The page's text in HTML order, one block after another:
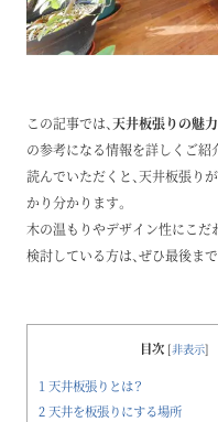
この記事では、天井板張りの魅
の参考になる情報を詳しくご紹
読んでいただくと、天井板張り
かり分かります。
木の温もりやデザイン性にこだ
検討している方は、ぜひ最後ま
目次 [非表示]
1天井板張りとは？
2天井を板張りにする場所